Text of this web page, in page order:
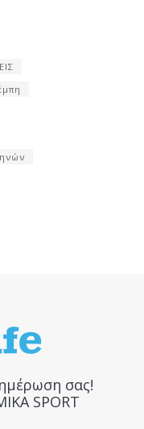
σας!
SPORT